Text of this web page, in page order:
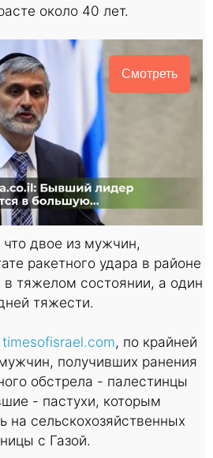
около 40 лет.
Смотреть
двое из мужчин,
ракетного удара в районе
тяжелом состоянии, а один
тяжести.
timesofisrael.com, по крайней
получивших ранения
обстрела - палестинцы
- пастухи, которым
на сельскохозяйственных
с Газой.